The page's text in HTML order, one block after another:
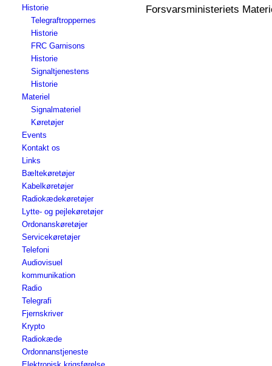
Historie
Telegraftroppernes
Historie
FRC Garnisons
Historie
Signaltjenestens
Historie
Materiel
Signalmateriel
Køretøjer
Events
Kontakt os
Links
Bæltekøretøjer
Kabelkøretøjer
Radiokædekøretøjer
Lytte- og pejlekøretøjer
Ordonanskøretøjer
Servicekøretøjer
Telefoni
Audiovisuel
kommunikation
Radio
Telegrafi
Fjernskriver
Krypto
Radiokæde
Ordonnanstjeneste
Forsvarsministeriets